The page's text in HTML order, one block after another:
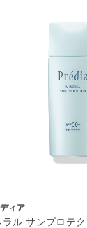
ィア
ラル サンプロテ